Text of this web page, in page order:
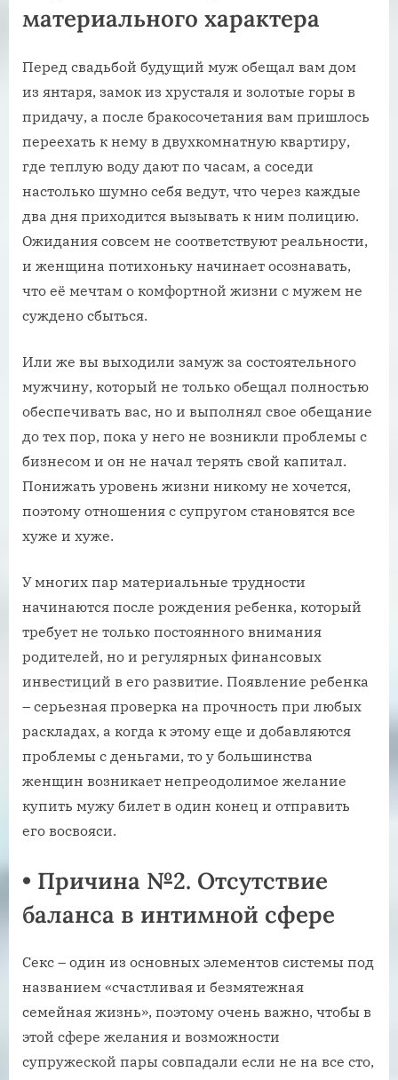
материального характера
Перед свадьбой будущий муж обещал вам дом
из янтаря, замок из хрусталя и золотые горы в
придачу, а после бракосочетания вам пришлось
переехать к нему в двухкомнатную квартиру,
где теплую воду дают по часам, а соседи
настолько шумно себя ведут, что через каждые
два дня приходится вызывать к ним полицию.
Ожидания совсем не соответствуют реальности,
и женщина потихоньку начинает осознавать,
что её мечтам о комфортной жизни с мужем не
суждено сбыться.
Или же вы выходили замуж за состоятельного
мужчину, который не только обещал полностью
обеспечивать вас, но и выполнял свое обещание
до тех пор, пока у него не возникли проблемы с
бизнесом и он не начал терять свой капитал.
Понижать уровень жизни никому не хочется,
поэтому отношения с супругом становятся все
хуже и хуже.
У многих пар материальные трудности
начинаются после рождения ребенка, который
требует не только постоянного внимания
родителей, но и регулярных финансовых
инвестиций в его развитие. Появление ребенка
– серьезная проверка на прочность при любых
раскладах, а когда к этому еще и добавляются
проблемы с деньгами, то у большинства
женщин возникает непреодолимое желание
купить мужу билет в один конец и отправить
его восвояси.
• Причина №2. Отсутствие
баланса в интимной сфере
Секс – один из основных элементов системы под
названием «счастливая и безмятежная
семейная жизнь», поэтому очень важно, чтобы в
этой сфере желания и возможности
супружеской пары совпадали если не на все сто,